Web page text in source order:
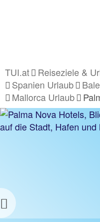
TUI.at Reiseziele &
Spanien Urlaub
Mallorca Urlaub
Previous